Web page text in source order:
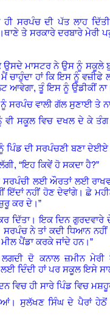
ਸਰਪੰਚ ਦੀ ਪੱਤ ਲਾਹ
।ਥਾਣੇ ਤੇ ਸਰਕਾਰੇ ਦਰਬਾਰੇ ਮੇਰੀ
ਉਸਦੇ ਮਾਸਟਰ ਨੇ ਉਸ ਨੂੰ ਸਕੂਲੇ
ਚਾਹੁੰਦਾ ਹਾਂ ਕਿ ਇਸ ਨੂੰ
ਆਵੇਗਾ, ਤੂੰ ਇਸ ਨੂੰ ਉਡੀਕੀਂ
ਸਰਪੰਚ ਵਾਲੀ ਗੱਲ ਸੁਣਾਈ ਤੇ
ਵੀ ਸਕੂਲ ਵਿਚ ਦਖਲ ਦੇ ਕੇ ਤੰਗ
ਪਿੰਡ ਦੀ ਸਰਪੰਚਣੀ ਬਣਾ ਦੇਈਏ
“ਇਹ ਕਿਵੇਂ ਹੋ ਸਕਦਾ ਹੈ?”
ਲਈ ਔਰਤਾਂ ਲਈ
ਇੱਦਾਂ ਨਹੀਂ ਹੋਣ ਦੇਵਾਂਗੇ। ਛੇ
ਕਰ ਦੇ।”
ਦਿੱਤਾ।ਇਕ ਦਿਨ ਗੁਰਦਵਾਰੇ
ਨੇ ਤਾਂ ਕਦੀ ਧਿਆਨ ਨਹੀਂ
ਪੈਂਡਾ ਕਰਕੇ ਜਾਂਦੇ ਹਨ।”
ਲਗਦੀਦੋ ਕਨਾਲਜ਼ਮੀਨਮੇਰੀ
ਲਈਦਿੰਦੀਹਾਂਪਰਸਕੂਲਇਸੇ
ਵਿਚਹੀ ਸਾਰੇਪਿੰਡ ਵਿਚ
ਸੁਲੱਖਣ ਸਿੰਘ ਦੇ ਪੈਰਾਂ ਹੇਠੋਂ